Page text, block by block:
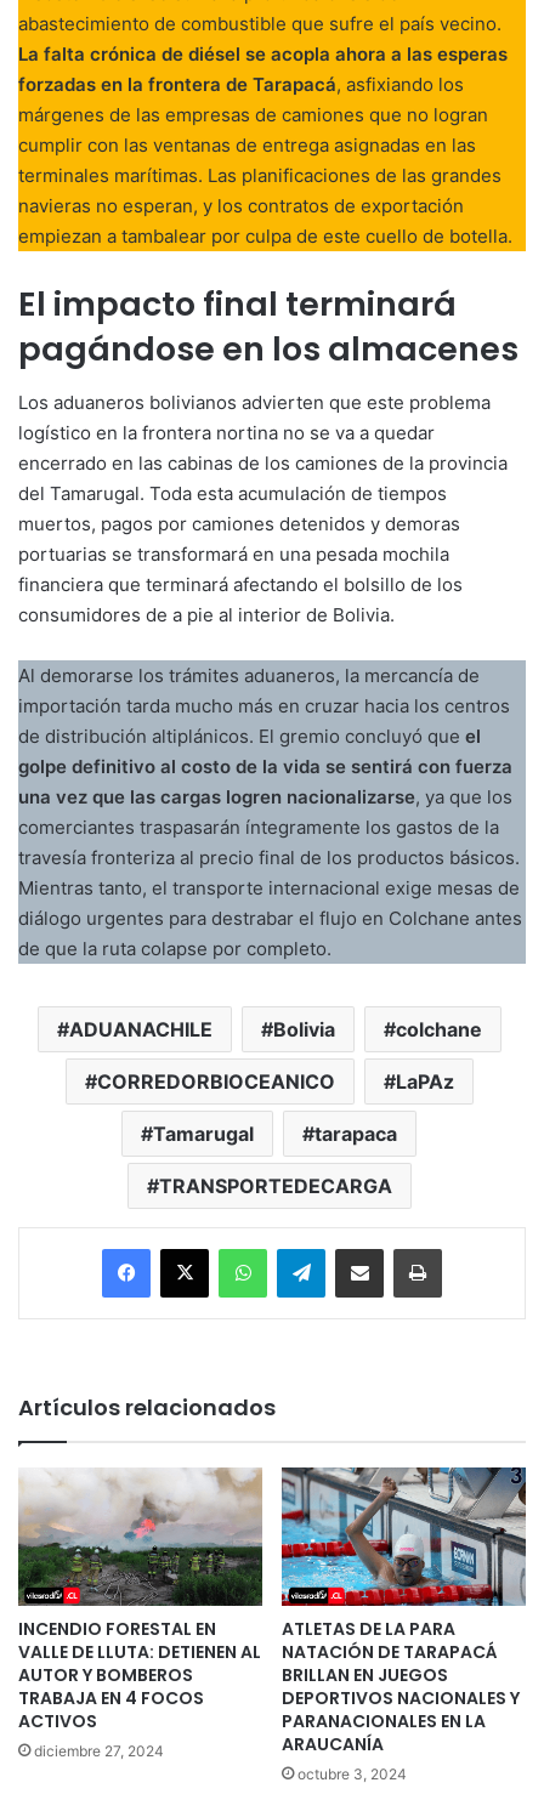
abastecimiento de combustible que sufre el país vecino.
La falta crónica de diésel se acopla ahora a las esperas
forzadas en la frontera de Tarapacá, asfixiando los
márgenes de las empresas de camiones que no logran
cumplir con las ventanas de entrega asignadas en las
terminales marítimas. Las planificaciones de las grandes
navieras no esperan, y los contratos de exportación
empiezan a tambalear por culpa de este cuello de botella.
El impacto final terminará
pagándose en los almacenes
Los aduaneros bolivianos advierten que este problema
logístico en la frontera nortina no se va a quedar
encerrado en las cabinas de los camiones de la provincia
del Tamarugal. Toda esta acumulación de tiempos
muertos, pagos por camiones detenidos y demoras
portuarias se transformará en una pesada mochila
financiera que terminará afectando el bolsillo de los
consumidores de a pie al interior de Bolivia.
Al demorarse los trámites aduaneros, la mercancía de
importación tarda mucho más en cruzar hacia los centros
de distribución altiplánicos. El gremio concluyó que el
golpe definitivo al costo de la vida se sentirá con fuerza
una vez que las cargas logren nacionalizarse, ya que los
comerciantes traspasarán íntegramente los gastos de la
travesía fronteriza al precio final de los productos básicos.
Mientras tanto, el transporte internacional exige mesas de
diálogo urgentes para destrabar el flujo en Colchane antes
de que la ruta colapse por completo.
ADUANACHILE Bolivia colchane
CORREDORBIOCEANICO LaPAz
Tamarugal tarapaca
TRANSPORTEDECARGA
Facebook
X WhatsAppTelegramEnviar vía email Imprimir
Artículos relacionados
INCENDIO FORESTAL EN
VALLE DE LLUTA: DETIENEN AL
AUTOR Y BOMBEROS
TRABAJA EN 4 FOCOS
ACTIVOS
diciembre 27, 2024
ATLETAS DE LA PARA
NATACIÓN DE TARAPACÁ
BRILLAN EN JUEGOS
DEPORTIVOS NACIONALES Y
PARANACIONALES EN LA
ARAUCANÍA
octubre 3, 2024